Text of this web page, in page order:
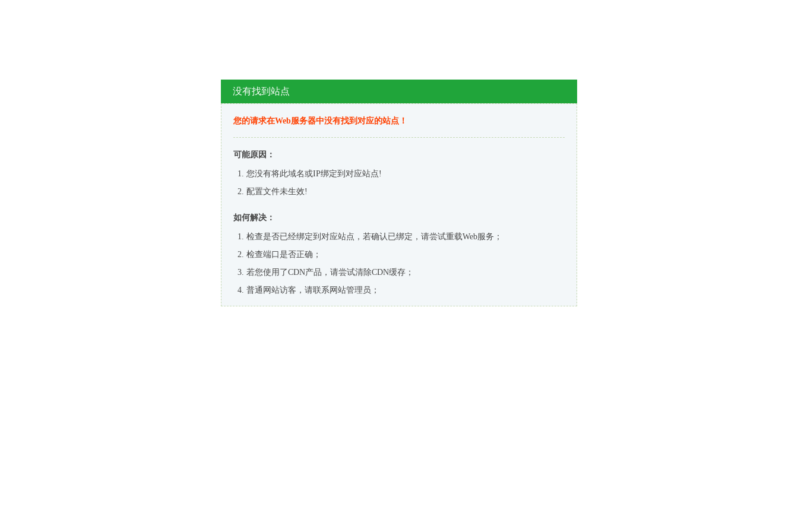
没有找到站点
您的请求在Web服务器中没有找到对应的站点！
可能原因：
您没有将此域名或IP绑定到对应站点!
配置文件未生效!
如何解决：
检查是否已经绑定到对应站点，若确认已绑定，请尝试重载Web服务；
检查端口是否正确；
若您使用了CDN产品，请尝试清除CDN缓存；
普通网站访客，请联系网站管理员；